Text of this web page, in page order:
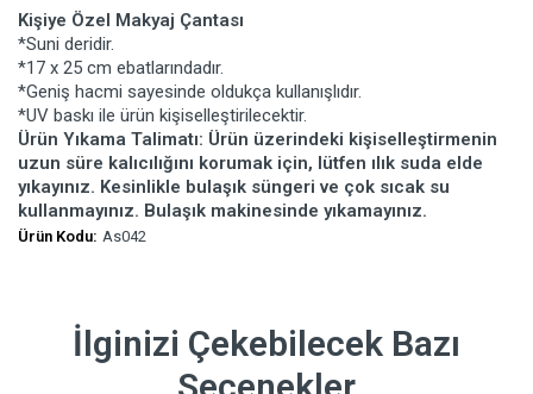
Kişiye Özel Makyaj Çantası
*Suni deridir.
*17 x 25 cm ebatlarındadır.
*Geniş hacmi sayesinde oldukça kullanışlıdır.
*UV baskı ile ürün kişiselleştirilecektir.
Ürün Yıkama Talimatı: Ürün üzerindeki kişiselleştirmenin
uzun süre kalıcılığını korumak için, lütfen ılık suda elde
yıkayınız. Kesinlikle bulaşık süngeri ve çok sıcak su
kullanmayınız. Bulaşık makinesinde yıkamayınız.
Ürün Kodu: As042
İlginizi Çekebilecek Bazı